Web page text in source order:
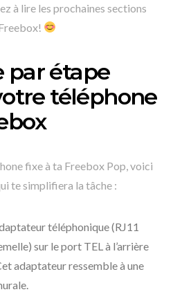
à lire les prochaines sections
par étape
téléphone
fixe à ta Freebox Pop, voici
te simplifiera la tâche :
téléphonique (RJ11
sur le port TEL à l’arrière
adaptateur ressemble à une